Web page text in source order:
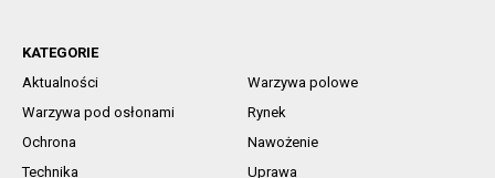
KATEGORIE
Aktualności
Warzywa polowe
Warzywa pod osłonami
Rynek
Ochrona
Nawożenie
Technika
Uprawa